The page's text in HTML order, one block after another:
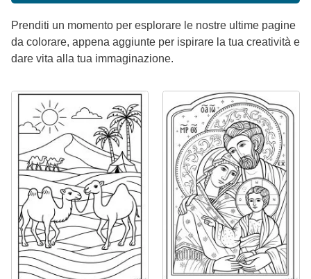
Prenditi un momento per esplorare le nostre ultime pagine
da colorare, appena aggiunte per ispirare la tua creatività e
dare vita alla tua immaginazione.